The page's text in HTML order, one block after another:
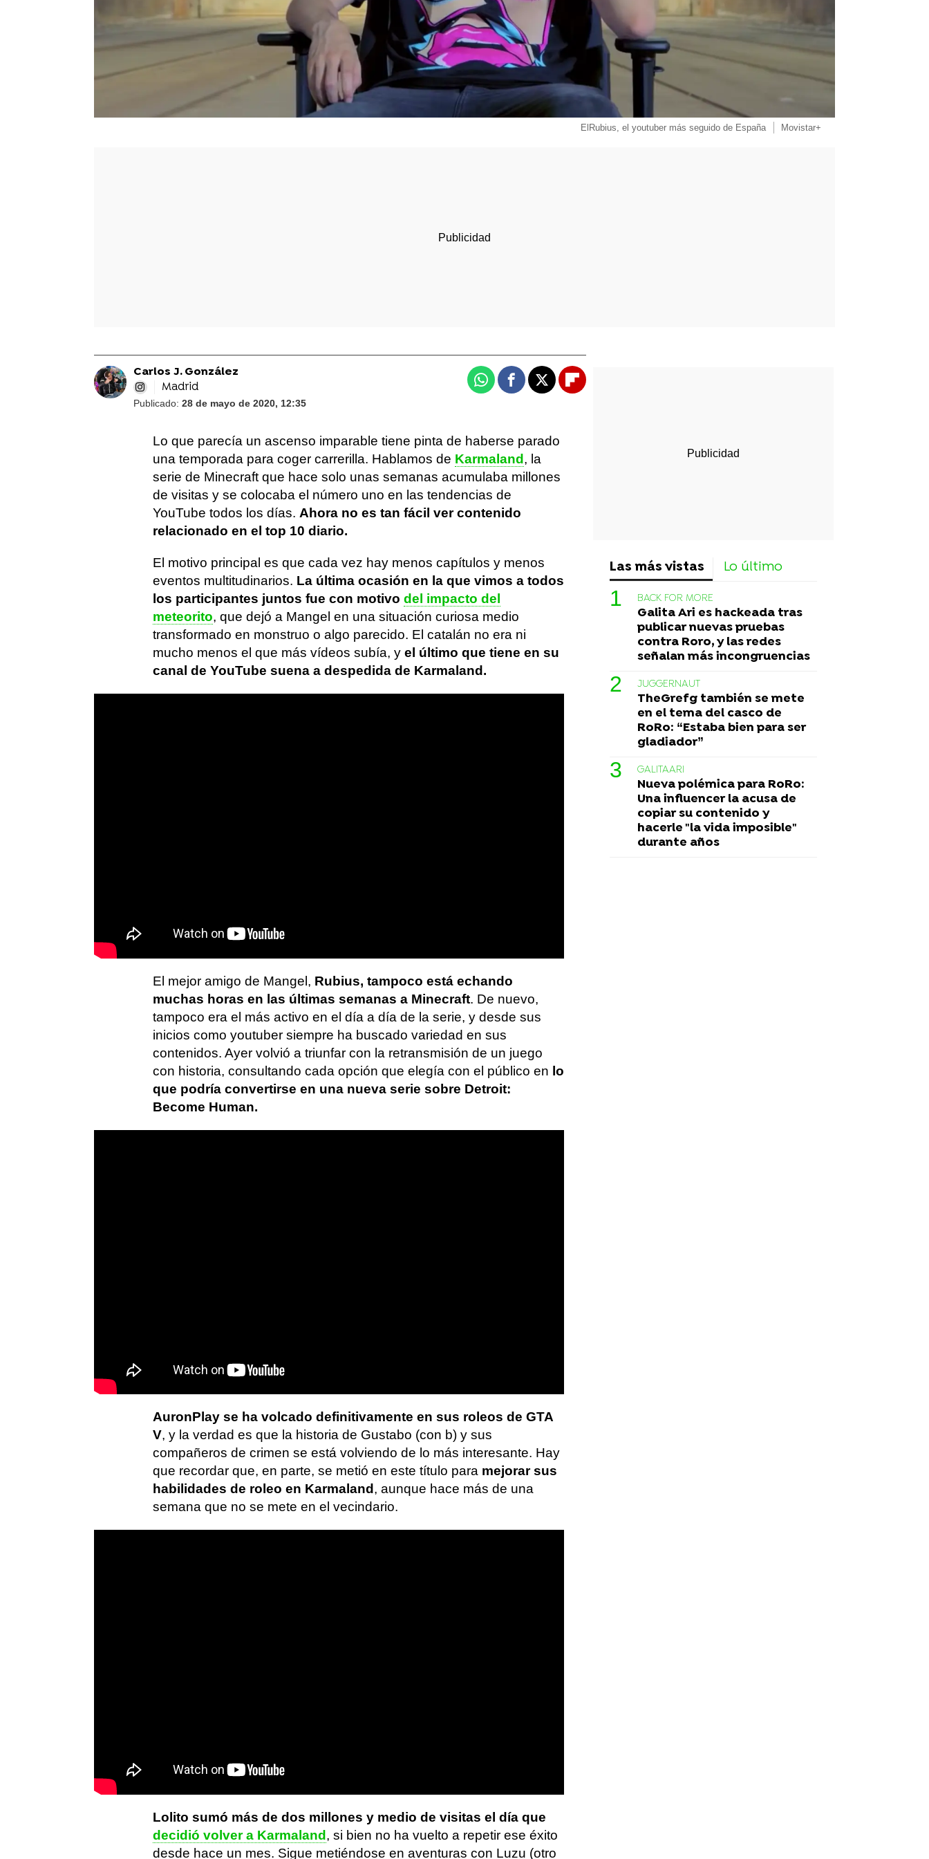
ElRubius, el youtuber más seguido de España Movistar+
Carlos J. González
Madrid
Publicado: 28 de mayo de 2020, 12:35
WhatsappFacebook
X Flipboard
Lo que parecía un ascenso imparable tiene pinta de haberse parado
una temporada para coger carrerilla. Hablamos de Karmaland , la
serie de Minecraft que hace solo unas semanas acumulaba millones
de visitas y se colocaba el número uno en las tendencias de
YouTube todos los días. Ahora no es tan fácil ver contenido
relacionado en el top 10 diario.
El motivo principal es que cada vez hay menos capítulos y menos
eventos multitudinarios. La última ocasión en la que vimos a todos
los participantes juntos fue con motivo del impacto del
meteorito, que dejó a Mangel en una situación curiosa medio
transformado en monstruo o algo parecido. El catalán no era ni
mucho menos el que más vídeos subía, y el último que tiene en su
canal de YouTube suena a despedida de Karmaland.
El mejor amigo de Mangel, Rubius, tampoco está echando
muchas horas en las últimas semanas a Minecraft. De nuevo,
tampoco era el más activo en el día a día de la serie, y desde sus
inicios como youtuber siempre ha buscado variedad en sus
contenidos. Ayer volvió a triunfar con la retransmisión de un juego
con historia, consultando cada opción que elegía con el público en lo
que podría convertirse en una nueva serie sobre Detroit:
Become Human.
AuronPlay se ha volcado definitivamente en sus roleos de GTA
V, y la verdad es que la historia de Gustabo (con b) y sus
compañeros de crimen se está volviendo de lo más interesante. Hay
que recordar que, en parte, se metió en este título para mejorar sus
habilidades de roleo en Karmaland , aunque hace más de una
semana que no se mete en el vecindario.
Lolito sumó más de dos millones y medio de visitas el día que
decidió volver a Karmaland, si bien no ha vuelto a repetir ese éxito
desde hace un mes. Sigue metiéndose en aventuras con Luzu (otro
Las más vistas Lo último
BACK FOR MORE
Galita Ari es hackeada tras
publicar nuevas pruebas
contra Roro, y las redes
señalan más incongruencias
JUGGERNAUT
TheGrefg también se mete
en el tema del casco de
RoRo: “Estaba bien para ser
gladiador”
GALITAARI
Nueva polémica para RoRo:
Una influencer la acusa de
copiar su contenido y
hacerle "la vida imposible"
durante años